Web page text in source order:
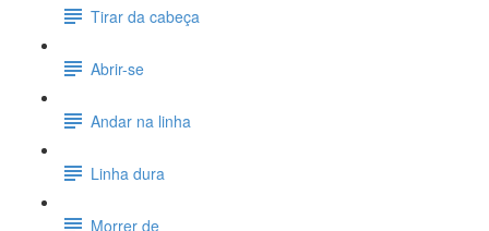
Tirar da cabeça
Abrir-se
Andar na linha
Linha dura
Morrer de